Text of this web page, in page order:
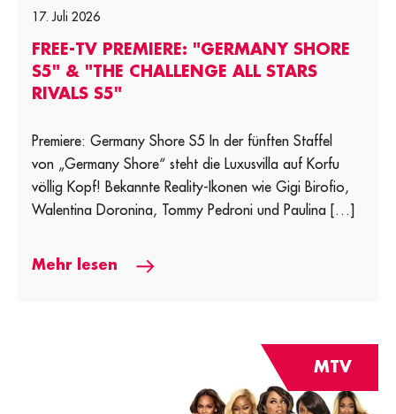
17. Juli 2026
FREE-TV PREMIERE: "GERMANY SHORE
S5" & "THE CHALLENGE ALL STARS
RIVALS S5"
Premiere: Germany Shore S5 In der fünften Staffel
von „Germany Shore“ steht die Luxusvilla auf Korfu
völlig Kopf! Bekannte Reality-Ikonen wie Gigi Birofio,
Walentina Doronina, Tommy Pedroni und Paulina […]
Mehr lesen
MTV